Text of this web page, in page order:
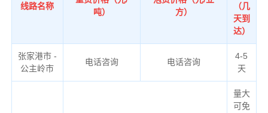
线路名称
吨）
方）
（几
天到
达）
张家港市 -
公主岭市
电话咨询 电话咨询
4-5
天
量大
可免